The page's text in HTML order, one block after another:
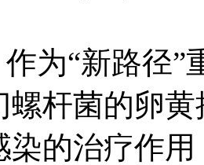
为“新路径
螺杆菌的卵
染的治疗作